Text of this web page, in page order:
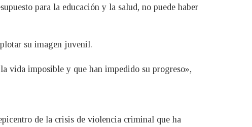
para la educación y la salud, no puede haber
su imagen juvenil.
vida imposible y que han impedido su progreso»,
de la crisis de violencia criminal que ha